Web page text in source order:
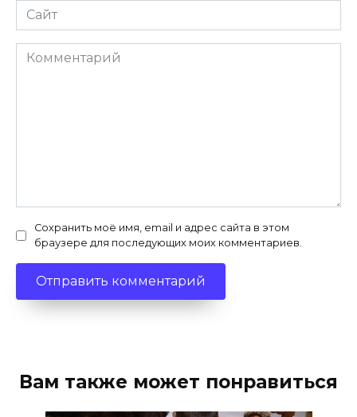
Сайт
Комментарий
Сохранить моё имя, email и адрес сайта в этом
браузере для последующих моих комментариев.
Вам также может понравиться